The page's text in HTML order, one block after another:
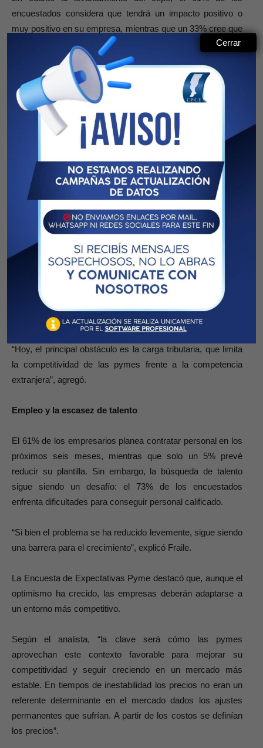
encuestados considera que tendrá un impacto positivo o
muy positivo en su empresa, mientras que un 33% cree que
será neutro y solo un 5% lo ve como negativo.
“Las pymes esperan la liberación del cepo para normalizar
su gestión, liberar importaciones y fomentar inversiones”,
analizó Fraile.
La presión tributaria, la mayor preocupación
Pese al repunte del optimismo, las pymes siguen
enfrentando desafíos. La presión tributaria es, por lejos, su
principal preocupación (61%). Le siguen la inestabilidad de
las reglas de juego (20%) y, en menor medida, la volatilidad
cambiaria (8%), las trabas al comercio (6%) y la inflación
(4%). La gran preocupación son los costos en moneda dura,
que no los ven aún tan competitivos.
Al respecto, Fraile advirtió que “la inflación, la volatilidad
cambiaria y las restricciones al comercio han dejado de ser
las mayores preocupaciones”.
“Hoy, el principal obstáculo es la carga tributaria, que limita
la competitividad de las pymes frente a la competencia
extranjera”, agregó.
Empleo y la escasez de talento
El 61% de los empresarios planea contratar personal en los
próximos seis meses, mientras que solo un 5% prevé
reducir su plantilla. Sin embargo, la búsqueda de talento
sigue siendo un desafío: el 73% de los encuestados
enfrenta dificultades para conseguir personal calificado.
“Si bien el problema se ha reducido levemente, sigue siendo
una barrera para el crecimiento”, explicó Fraile.
La Encuesta de Expectativas Pyme destacó que, aunque el
optimismo ha crecido, las empresas deberán adaptarse a
un entorno más competitivo.
Según el analista, “la clave será cómo las pymes
aprovechan este contexto favorable para mejorar su
competitividad y seguir creciendo en un mercado más
estable. En tiempos de inestabilidad los precios no eran un
referente determinante en el mercado dados los ajustes
permanentes que sufrían. A partir de los costos se definían
los precios”.
Cerrar